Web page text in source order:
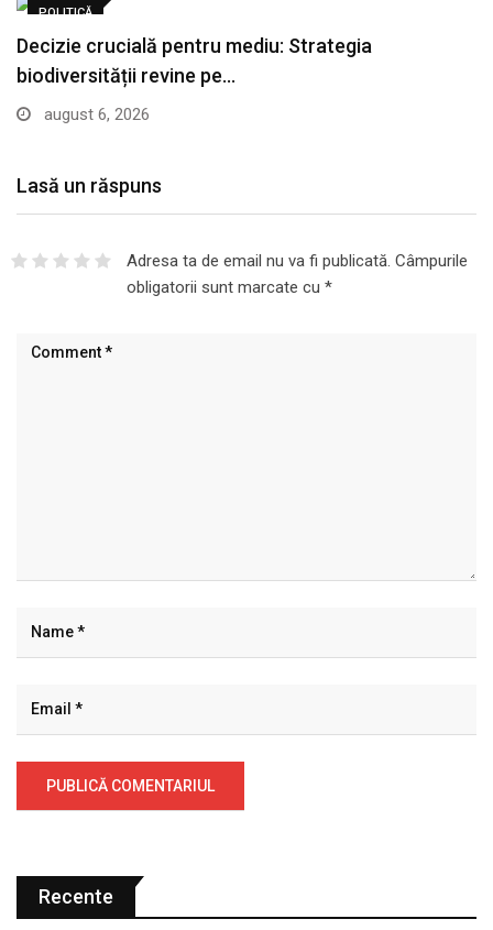
POLITICĂ
Decizie crucială pentru mediu: Strategia
biodiversității revine pe…
august 6, 2026
Lasă un răspuns
Adresa ta de email nu va fi publicată. Câmpurile
obligatorii sunt marcate cu *
Recente